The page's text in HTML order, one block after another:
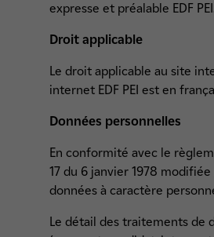
expresse et préalable EDF
Droit applicable
Le droit applicable au site
internet EDF PEI est en
Données personnelles
En conformité avec le
17 du 6 janvier 1978
données à caractère
Le détail des traitements de